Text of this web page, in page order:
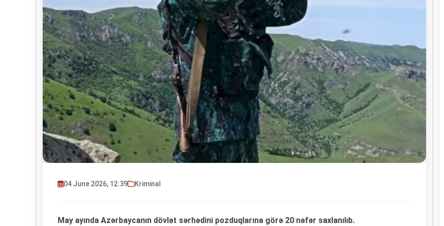
04 June 2026, 12:39 Kriminal
May ayında Azərbaycanın dövlət sərhədini pоzduqlarına görə 20 nəfər saxlanılıb.